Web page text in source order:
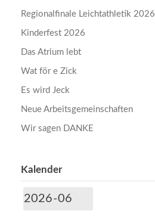
Regionalfinale Leichtathletik 2026
Kinderfest 2026
Das Atrium lebt
Wat för e Zick
Es wird Jeck
Neue Arbeitsgemeinschaften
Wir sagen DANKE
Kalender